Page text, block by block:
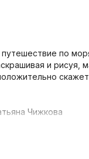
по
и
Чижкова
в